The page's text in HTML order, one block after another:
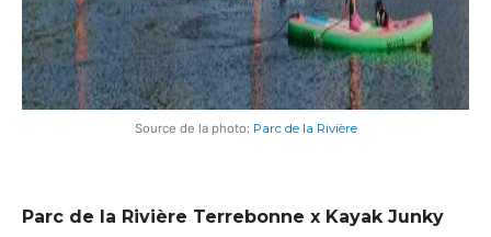
Source de la photo: Parc de la Rivière
Parc de la Rivière Terrebonne x Kayak Junky